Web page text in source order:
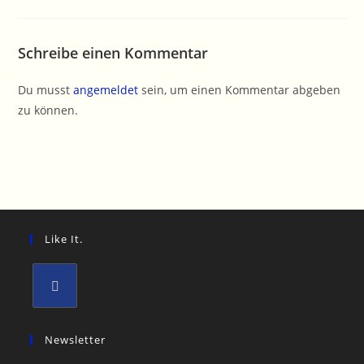
Schreibe einen Kommentar
Du musstangemeldet sein, um einen Kommentar abgeben
zu können.
Like It.
in
Newsletter